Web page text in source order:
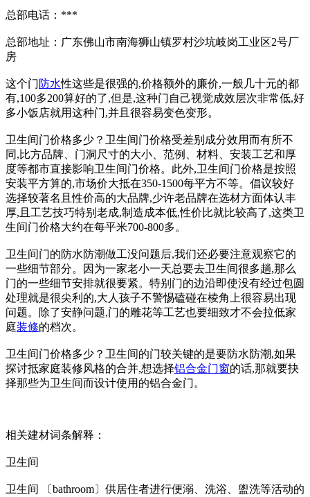
总部电话：***
总部地址：广东佛山市南海狮山镇罗村沙坑岐岗工业区2号厂
房
这个门 防水性这些是很强的,价格额外的廉价,一般几十元的都
有,100多200算好的了,但是,这种门自己视觉成效层次非常低,好
多小饭店就用这种门,并且很容易变色变形。
卫生间门价格多少？卫生间门价格受差别成分效用而有所不
同,比方品牌、门洞尺寸的大小、范例、材料、安装工艺和厚
度等都市直接影响卫生间门价格。此外,卫生间门价格是按照
安装平方算的,市场价大抵在350-1500每平方不等。倡议较好
选择较著名且性价高的大品牌,少许老品牌在选材方面体认丰
厚,且工艺技巧特别老成,制造成本低,性价比就比较高了,这类卫
生间门价格大约在每平米700-800多。
卫生间门的防水防潮做工没问题后,我们还必要注意观察它的
一些细节部分。因为一家老小一天总要去卫生间很多趟,那么
门的一些细节安排就很要紧。特别门的边沿即使没有经过包圆
处理就是很尖利的,大人孩子不警惕磕碰在棱角上很容易出现
问题。除了安静问题,门的雕花等工艺也要细致才不会拉低家
庭装修的档次。
卫生间门价格多少？卫生间的门较关键的是要防水防潮,如果
探讨抵家庭装修风格的合并,想选择铝合金门窗的话,那就要抉
择那些为卫生间而设计使用的铝合金门。
相关建材词条解释：
卫生间
卫生间 〔bathroom〕供居住者进行便溺、洗浴、盥洗等活动的